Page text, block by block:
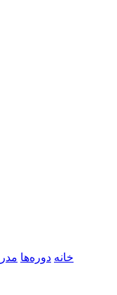
خانه دوره‌ها